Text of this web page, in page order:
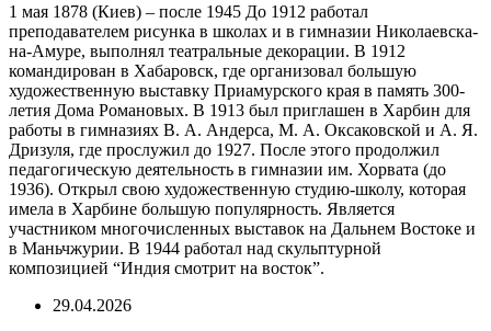
1 мая 1878 (Киев) – после 1945 До 1912 работал
преподавателем рисунка в школах и в гимназии Николаевска-
на-Амуре, выполнял театральные декорации. В 1912
командирован в Хабаровск, где организовал большую
художественную выставку Приамурского края в память 300-
летия Дома Романовых. В 1913 был приглашен в Харбин для
работы в гимназиях В. А. Андерса, М. А. Оксаковской и А. Я.
Дризуля, где прослужил до 1927. После этого продолжил
педагогическую деятельность в гимназии им. Хорвата (до
1936). Открыл свою художественную студию-школу, которая
имела в Харбине большую популярность. Является
участником многочисленных выставок на Дальнем Востоке и
в Маньчжурии. В 1944 работал над скульптурной
композицией “Индия смотрит на восток”.
29.04.2026